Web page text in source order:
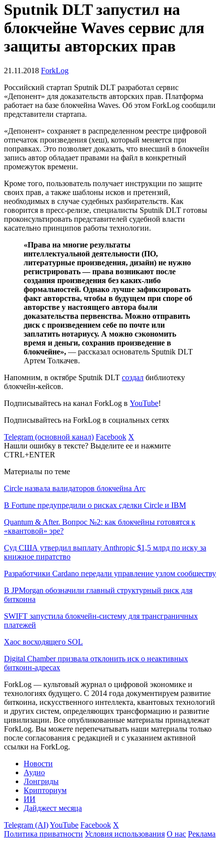
Sputnik DLT запустил на
блокчейне Waves сервис для
защиты авторских прав
21.11.2018 ForkLog
Российский стартап Sputnik DLT разработал сервис
«Депонент» для доказательств авторских прав. Платформа
работает на базе блокчейна Waves. Об этом ForkLog сообщили
представители стартапа.
«Депонент» сохраняет в распределенном реестре цифровой
отпечаток произведения (хеш), который меняется при
поправках. Это позволяет доказать, что внесший в блокчейн
запись автор обладает правами на файл в конкретный
промежуток времени.
Кроме того, пользователь получает инструкции по защите
своих прав, а также шаблоны исков и претензий,
необходимых в случае судебных разбирательств. Как
говорится в пресс-релизе, специалисты Sputnik DLT готовы
проконсультировать представителей судебной власти
касательно принципов работы технологии.
«Права на многие результаты
интеллектуальной деятельности (ПО,
литературные произведения, дизайн) не нужно
регистрировать — права возникают после
создания произведения без каких-либо
формальностей. Однако лучше зафиксировать
факт авторства, чтобы в будущем при споре об
авторстве у настоящего автора были
доказательства первенства. Можно отправить
диск с произведением себе по почте или
заплатить нотариусу. А можно сэкономить
время и деньги, сохранив произведение в
блокчейне», — рассказал основатель Sputnik DLT
Артем Толкачев.
Напомним, в октябре Sputnik DLT создал библиотеку
блокчейн-кейсов.
Подписывайтесь на канал ForkLog в YouTube!
Подписывайтесь на ForkLog в социальных сетях
Telegram (основной канал) Facebook X
Нашли ошибку в тексте? Выделите ее и нажмите
CTRL+ENTER
Материалы по теме
Circle назвала валидаторов блокчейна Arc
В Fortune предупредили о рисках сделки Circle и IBM
Quantum & After. Вопрос №2: как блокчейны готовятся к
«квантовой» эре?
Суд США утвердил выплату Anthropic $1,5 млрд по иску за
книжное пиратство
Разработчики Cardano передали управление узлом сообществу
В JPMorgan обозначили главный структурный риск для
биткоина
SWIFT запустила блокчейн-систему для трансграничных
платежей
Хаос восходящего SOL
Digital Chamber призвала отклонить иск о неактивных
биткоин-адресах
ForkLog — культовый журнал о цифровой экономике и
технологиях будущего. С 2014 года документируем развитие
биткоина, искусственного интеллекта, квантовых технологий
и других систем, определяющих трансформацию и развитие
цивилизации. Все опубликованные материалы принадлежат
ForkLog. Вы можете перепечатывать наши материалы только
после согласования с редакцией и с указанием активной
ссылки на ForkLog.
Новости
Аудио
Лонгриды
Крипториум
ИИ
Дайджест месяца
Telegram (AI)YouTube Facebook X
Политика приватности Условия использования О нас Реклама